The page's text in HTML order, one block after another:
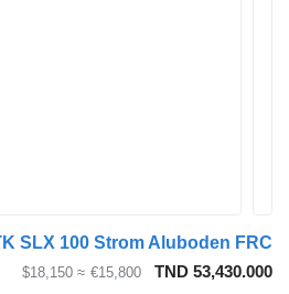
SLX 100 Strom Aluboden FRC
TND 53,430.000
€15,800
≈ $18,150